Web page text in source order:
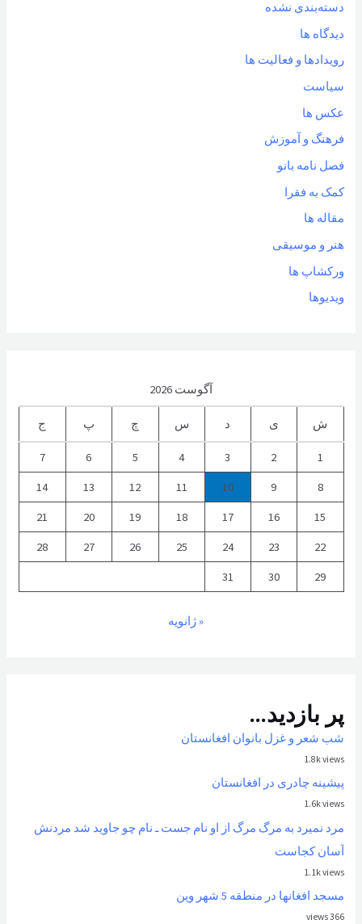
دسته‌بندی نشده
دیدگاه ها
رویدادها و فعالیت ها
سیاست
عکس ها
فرهنگ و آموزش
فصل نامه بانو
کمک به فقرا
مقاله ها
هنر و موسیقی
ورکشاپ ها
ویدیوها
آگوست 2026
ش ی د س چ پ ج
1
2
3
4
5
6
7
8
9
10
11
12
13
14
15
16
17
18
19
20
21
22
23
24
25
26
27
28
29
30
31
« ژانویه
پر بازدید...
شب شعر و غزل بانوان افغانستان
1.8k views
پیشینه چادری در افغانستان
1.6k views
مرد نمیرد به مرگ مرگ از او نام جست ـ نام چو جاوید شد مردنش
آسان کجاست
1.1k views
مسجد افغانها در منطقه 5 شهر وین
366 views